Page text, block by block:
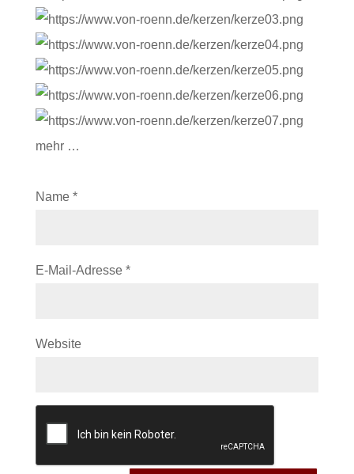
mehr …
Name *
E-Mail-Adresse *
Website